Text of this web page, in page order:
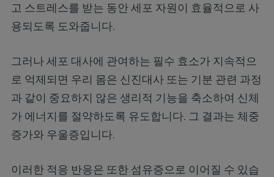
고 스트레스를 받는 동안 세포 자원이 효율적으로 사
용되도록 도와줍니다.
그러나 세포 대사에 관여하는 필수 효소가 지속적으
로 억제되면 우리 몸은 신진대사 또는 기분 관련 과정
과 같이 중요하지 않은 생리적 기능을 축소하여 신체
가 에너지를 절약하도록 유도합니다. 그 결과는 체중
증가와 우울증입니다.
이러한 적응 반응은 또한 섬유증으로 이어질 수 있습